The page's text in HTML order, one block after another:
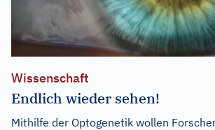
Wissenschaft
Endlich wieder sehen!
Mithilfe der Optogenetik wollen